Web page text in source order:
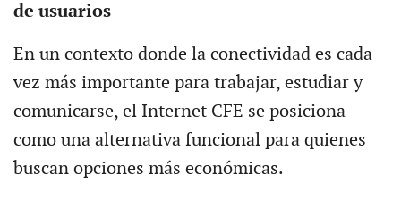
de usuarios
En un contexto donde la conectividad es cada
vez más importante para trabajar, estudiar y
comunicarse, el Internet CFE se posiciona
como una alternativa funcional para quienes
buscan opciones más económicas.